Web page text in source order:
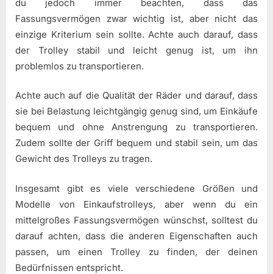
du jedoch immer beachten, dass das
Fassungsvermögen zwar wichtig ist, aber nicht das
einzige Kriterium sein sollte. Achte auch darauf, dass
der Trolley stabil und leicht genug ist, um ihn
problemlos zu transportieren.
Achte auch auf die Qualität der Räder und darauf, dass
sie bei Belastung leichtgängig genug sind, um Einkäufe
bequem und ohne Anstrengung zu transportieren.
Zudem sollte der Griff bequem und stabil sein, um das
Gewicht des Trolleys zu tragen.
Insgesamt gibt es viele verschiedene Größen und
Modelle von Einkaufstrolleys, aber wenn du ein
mittelgroßes Fassungsvermögen wünschst, solltest du
darauf achten, dass die anderen Eigenschaften auch
passen, um einen Trolley zu finden, der deinen
Bedürfnissen entspricht.